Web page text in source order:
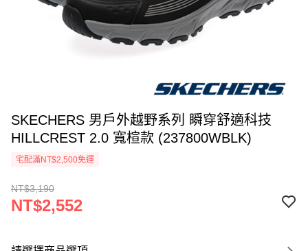
SKECHERS 男戶外越野系列 瞬穿舒適科技
HILLCREST 2.0 寬楦款 (237800WBLK)
宅配滿NT$2,500免運
NT$3,190
NT$2,552